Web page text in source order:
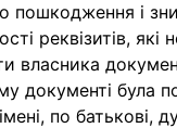
пошкодження і
реквізитів, які
власника
документі була
по батькові,